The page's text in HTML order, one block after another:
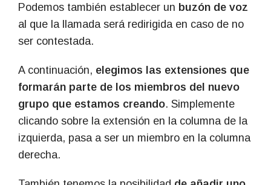
Podemos también establecer un buzón de voz
al que la llamada será redirigida en caso de no
ser contestada.
A continuación, elegimos las extensiones que
formarán parte de los miembros del nuevo
grupo que estamos creando. Simplemente
clicando sobre la extensión en la columna de la
izquierda, pasa a ser un miembro en la columna
derecha.